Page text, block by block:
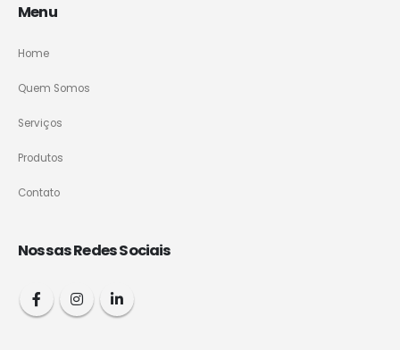
Menu
Home
Quem Somos
Serviços
Produtos
Contato
Nossas Redes Sociais